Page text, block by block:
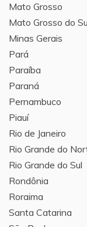
Mato Grosso
Mato Grosso do
Minas Gerais
Pará
Paraíba
Paraná
Pernambuco
Piauí
Rio de Janeiro
Rio Grande do
Rio Grande do Sul
Rondônia
Roraima
Santa Catarina